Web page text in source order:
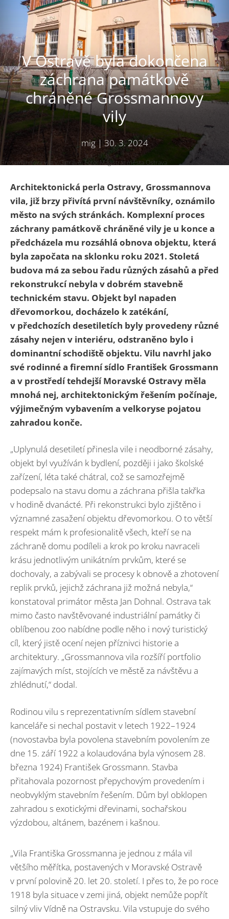
V Ostravě byla dokončena
záchrana památkově
chráněné Grossmannovy
vily
mig|30. 3. 2024
Grossmannova vila v Ostravě. Foto: Magistrát města Ostrava
Architektonická perla Ostravy, Grossmannova
vila, již brzy přivítá první návštěvníky, oznámilo
město na svých stránkách. Komplexní proces
záchrany památkově chráněné vily je u konce a
předcházela mu rozsáhlá obnova objektu, která
byla započata na sklonku roku 2021. Stoletá
budova má za sebou řadu různých zásahů a před
rekonstrukcí nebyla v dobrém stavebně
technickém stavu. Objekt byl napaden
dřevomorkou, docházelo k zatékání,
v předchozích desetiletích byly provedeny různé
zásahy nejen v interiéru, odstraněno bylo i
dominantní schodiště objektu. Vilu navrhl jako
své rodinné a firemní sídlo František Grossmann
a v prostředí tehdejší Moravské Ostravy měla
mnohá nej, architektonickým řešením počínaje,
výjimečným vybavením a velkoryse pojatou
zahradou konče.
„Uplynulá desetiletí přinesla vile i neodborné zásahy,
objekt byl využíván k bydlení, později i jako školské
zařízení, léta také chátral, což se samozřejmě
podepsalo na stavu domu a záchrana přišla takřka
v hodině dvanácté. Při rekonstrukci bylo zjištěno i
významné zasažení objektu dřevomorkou. O to větší
respekt mám k profesionalitě všech, kteří se na
záchraně domu podíleli a krok po kroku navraceli
krásu jednotlivým unikátním prvkům, které se
dochovaly, a zabývali se procesy k obnově a zhotovení
replik prvků, jejichž záchrana již možná nebyla,“
konstatoval primátor města Jan Dohnal. Ostrava tak
mimo často navštěvované industriální památky či
oblíbenou zoo nabídne podle něho i nový turistický
cíl, který jistě ocení nejen příznivci historie a
architektury. „Grossmannova vila rozšíří portfolio
zajímavých míst, stojících ve městě za návštěvu a
zhlédnutí,“ dodal.
Rodinou vilu s reprezentativním sídlem stavební
kanceláře si nechal postavit v letech 1922–1924
(novostavba byla povolena stavebním povolením ze
dne 15. září 1922 a kolaudována byla výnosem 28.
března 1924) František Grossmann. Stavba
přitahovala pozornost přepychovým provedením i
neobvyklým stavebním řešením. Dům byl obklopen
zahradou s exotickými dřevinami, sochařskou
výzdobou, altánem, bazénem i kašnou.
„Vila Františka Grossmanna je jednou z mála vil
většího měřítka, postavených v Moravské Ostravě
v první polovině 20. let 20. století. I přes to, že po roce
1918 byla situace v zemi jiná, objekt nemůže popřít
silný vliv Vídně na Ostravsku. Vila vstupuje do svého